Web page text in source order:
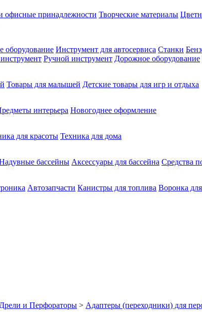
офисные принадлежности Творческие материалы
оборудование Инструмент для автосервиса Станки
Ручной инструмент Дорожное оборудование
Товары для малышей Детские товары для игр и отдыха
интерьера Новогоднее оформление
для красоты Техника для дома
бассейны Аксессуары для бассейна Средства
Автозапчасти Канистры для топлива Воронка
Дрели и Перфораторы > Адаптеры (переходники) для